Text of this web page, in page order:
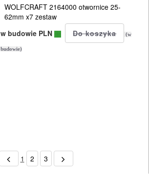
WOLFCRAFT 2164000 otwornice 25-
62mm x7 zestaw
w budowie PLN
(w
budowie)
1 2 3